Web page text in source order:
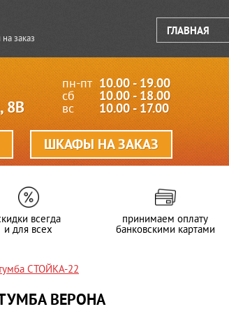
заказ
ГЛАВНАЯ
8В
пн-пт 10.00 - 19.00
сб 10.00 - 18.00
вс 10.00 - 17.00
ШКАФЫ НА ЗАКАЗ
всегда
и для всех
принимаем оплату
банковскими картами
СТОЙКА-22
ВЕРОНА